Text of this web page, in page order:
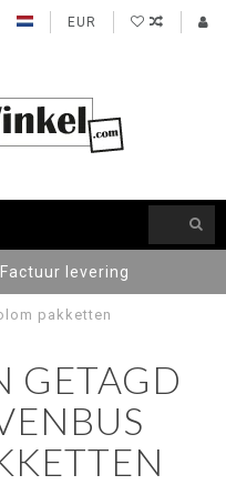
EUR
levering
pakketten
GETAGD